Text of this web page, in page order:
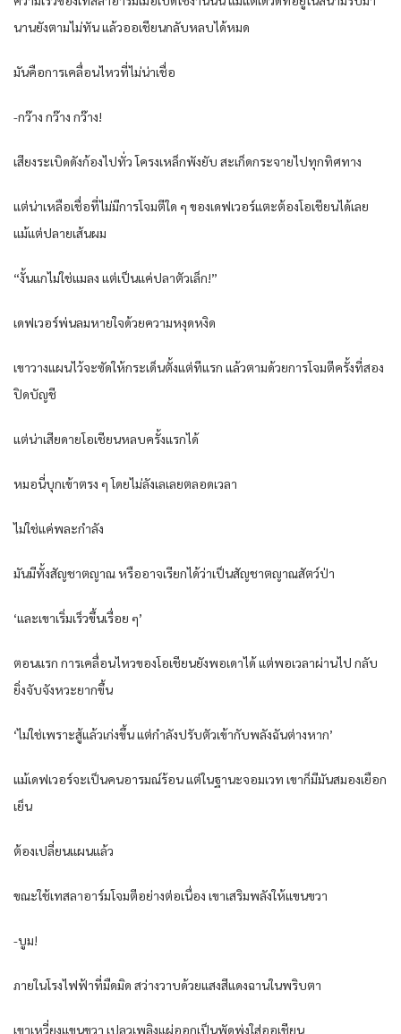
นานยังตามไม่ทัน แล้วออเชียนกลับหลบได้หมด
มันคือการเคลื่อนไหวที่ไม่น่าเชื่อ
-กว๊าง กว๊าง กว๊าง!
เสียงระเบิดดังก้องไปทั่ว โครงเหล็กพังยับ สะเก็ดกระจายไปทุกทิศทาง
แต่น่าเหลือเชื่อที่ไม่มีการโจมตีใด ๆ ของเดฟเวอร์แตะต้องโอเชียนได้เลย
แม้แต่ปลายเส้นผม
“งั้นแกไม่ใช่แมลง แต่เป็นแค่ปลาตัวเล็ก!”
เดฟเวอร์พ่นลมหายใจด้วยความหงุดหงิด
เขาวางแผนไว้จะซัดให้กระเด็นตั้งแต่ทีแรก แล้วตามด้วยการโจมตีครั้งที่สอง
ปิดบัญชี
แต่น่าเสียดายโอเชียนหลบครั้งแรกได้
หมอนี่บุกเข้าตรง ๆ โดยไม่ลังเลเลยตลอดเวลา
ไม่ใช่แค่พละกำลัง
มันมีทั้งสัญชาตญาณ หรืออาจเรียกได้ว่าเป็นสัญชาตญาณสัตว์ป่า
‘และเขาเริ่มเร็วขึ้นเรื่อย ๆ’
ตอนแรก การเคลื่อนไหวของโอเชียนยังพอเดาได้ แต่พอเวลาผ่านไป กลับ
ยิ่งจับจังหวะยากขึ้น
‘ไม่ใช่เพราะสู้แล้วเก่งขึ้น แต่กำลังปรับตัวเข้ากับพลังฉันต่างหาก’
แม้เดฟเวอร์จะเป็นคนอารมณ์ร้อน แต่ในฐานะจอมเวท เขาก็มีมันสมองเยือก
เย็น
ต้องเปลี่ยนแผนแล้ว
ขณะใช้เทสลาอาร์มโจมตีอย่างต่อเนื่อง เขาเสริมพลังให้แขนขวา
-บูม!
ภายในโรงไฟฟ้าที่มืดมิด สว่างวาบด้วยแสงสีแดงฉานในพริบตา
เขาเหวี่ยงแขนขวา เปลวเพลิงแผ่ออกเป็นพัดพุ่งใส่ออเชียน